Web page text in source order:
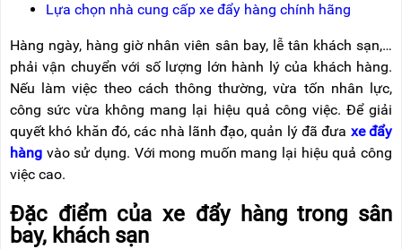
TAY
VIDEO
TIN
TỨC
BÁO
CHÍ
VỀ
NIKAWA
RÚT
LỒNG)
THANG
CÁCH
THANG
NHÔM
THANG
Lựa chọn nhà cung cấp xe đẩy hàng chính hãng
Hàng ngày, hàng giờ nhân viên sân bay, lễ tân khách sạn,…
phải vận chuyển với số lượng lớn hành lý của khách hàng.
Nếu làm việc theo cách thông thường, vừa tốn nhân lực,
công sức vừa không mang lại hiệu quả công việc. Để giải
quyết khó khăn đó, các nhà lãnh đạo, quản lý đã đưa xe đẩy
hàng vào sử dụng. Với mong muốn mang lại hiệu quả công
việc cao.
Đặc điểm của xe đẩy hàng trong sân
bay, khách sạn